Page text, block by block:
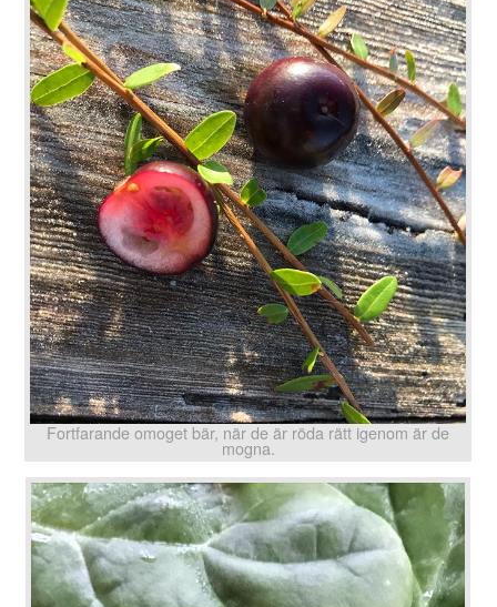
Fortfarande omoget bär, när de är röda rätt igenom är de
mogna.